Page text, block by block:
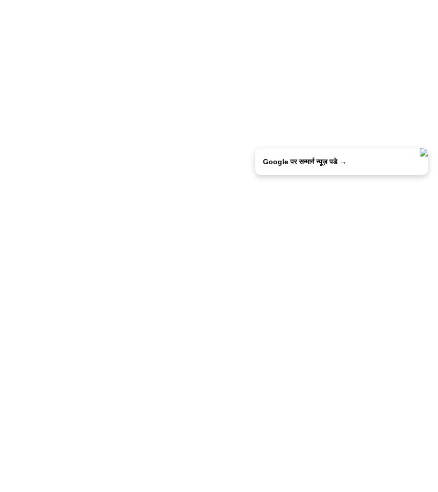
Google पर सन्मार्ग न्यूज़ पडे →